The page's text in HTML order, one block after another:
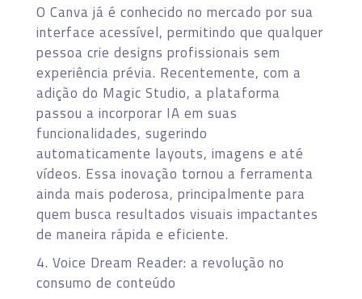
O Canva já é conhecido no mercado por sua
interface acessível, permitindo que qualquer
pessoa crie designs profissionais sem
experiência prévia. Recentemente, com a
adição do Magic Studio, a plataforma
passou a incorporar IA em suas
funcionalidades, sugerindo
automaticamente layouts, imagens e até
vídeos. Essa inovação tornou a ferramenta
ainda mais poderosa, principalmente para
quem busca resultados visuais impactantes
de maneira rápida e eficiente.
4. Voice Dream Reader: a revolução no
consumo de conteúdo